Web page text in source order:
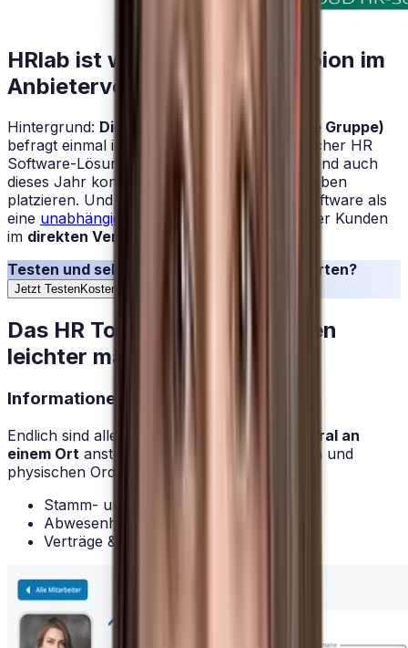
HRlab ist wiederholter Champion im
Anbietervergleich
Hintergrund: Die Tech Consult GmbH (Heise Gruppe)
befragt einmal im Jahr die Kunden ganzheitlicher HR
Software-Lösungen zu Ihren Erfahrungen. Und auch
dieses Jahr konnte HRlab sich wieder ganz oben
platzieren. Und was spricht mehr für eine Software als
eine unabhängig durchgeführte Befragung
der Kunden
im direkten Vergleich zum Wettbewerb
Testen und selbst überzeugen. Worauf warten?
Jetzt TestenKostenlose Testphase
Das HR Tool, das HR das Leben
leichter macht
Informationen finden statt suchen
Endlich sind alle Daten
zuverlässig und zentral an
einem Ort anstelle von verteilten Excel Listen und
physischen Ordnern. Egal, ob:
Stamm- und Bewegungsdaten
Abwesenheiten & Statistiken oder
Verträge & Dokumente.